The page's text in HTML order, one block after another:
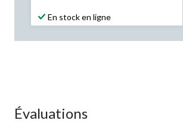
En stock en ligne
Évaluations